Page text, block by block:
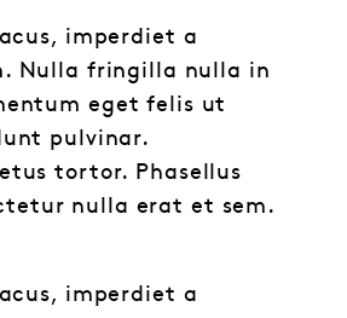
imperdiet a
Nulla fringilla nulla in
eget felis ut
pulvinar.
tortor. Phasellus
nulla erat et sem.
imperdiet a